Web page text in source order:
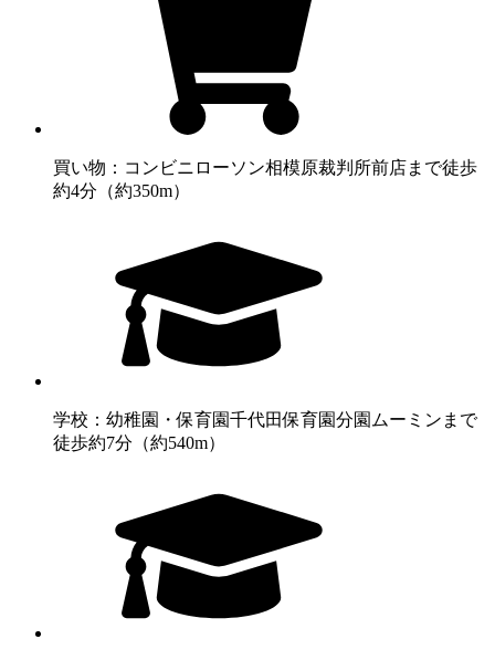
買い物：コンビニ ローソン相模原裁判所前店まで徒歩
約4分（約350m）
学校：幼稚園・保育園千代田保育園分園ムーミンまで
徒歩約7分（約540m）